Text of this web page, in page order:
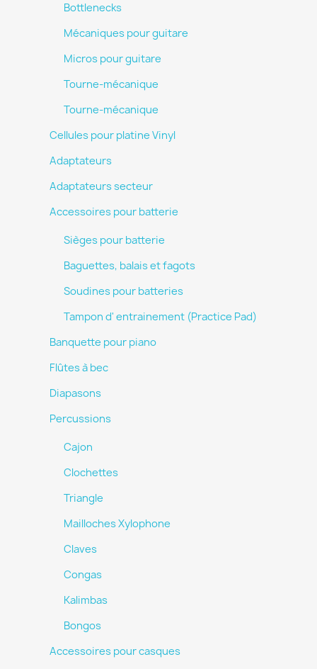
Bottlenecks
Mécaniques pour guitare
Micros pour guitare
Tourne-mécanique
Tourne-mécanique
Cellules pour platine Vinyl
Adaptateurs
Adaptateurs secteur
Accessoires pour batterie
Sièges pour batterie
Baguettes, balais et fagots
Soudines pour batteries
Tampon d' entrainement (Practice Pad)
Banquette pour piano
Flûtes à bec
Diapasons
Percussions
Cajon
Clochettes
Triangle
Mailloches Xylophone
Claves
Congas
Kalimbas
Bongos
Accessoires pour casques